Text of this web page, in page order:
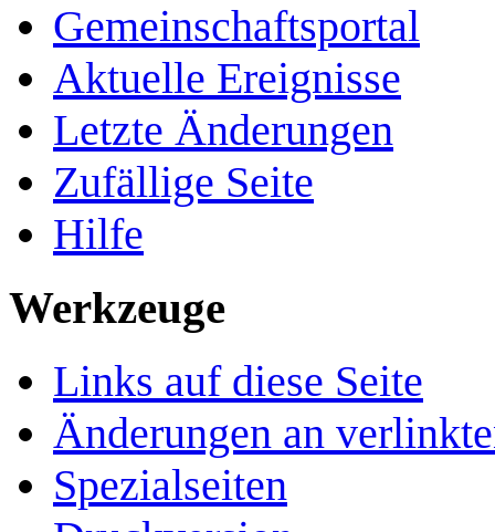
Gemeinschafts­portal
Aktuelle Ereignisse
Letzte Änderungen
Zufällige Seite
Hilfe
Werkzeuge
Links auf diese Seite
Änderungen an
Spezialseiten